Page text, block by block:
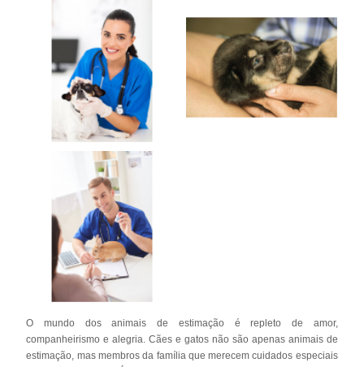
O mundo dos animais de estimação é repleto de amor,
companheirismo e alegria. Cães e gatos não são apenas animais de
estimação, mas membros da família que merecem cuidados especiais